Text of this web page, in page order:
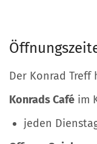
Der Konrad
Konrads Café im
jeden